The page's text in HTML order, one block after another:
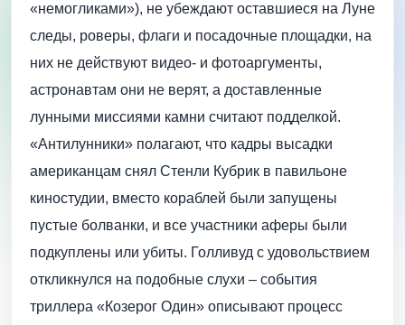
«немогликами»), не убеждают оставшиеся на Луне
следы, роверы, флаги и посадочные площадки, на
них не действуют видео- и фотоаргументы,
астронавтам они не верят, а доставленные
лунными миссиями камни считают подделкой.
«Антилунники» полагают, что кадры высадки
американцам снял Стенли Кубрик в павильоне
киностудии, вместо кораблей были запущены
пустые болванки, и все участники аферы были
подкуплены или убиты. Голливуд с удовольствием
откликнулся на подобные слухи – события
триллера «Козерог Один» описывают процесс